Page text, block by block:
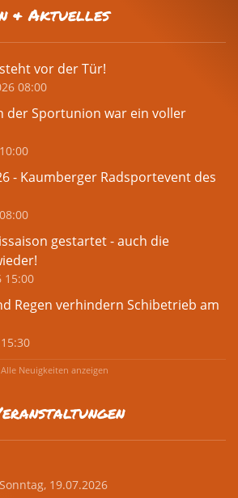
& Aktuelles
vor der Tür!
08:00
der Sportunion war ein voller
- Kaumberger Radsportevent des
gestartet - auch die
15:00
Regen verhindern Schibetrieb am
Alle Neuigkeiten anzeigen
19.07.2026